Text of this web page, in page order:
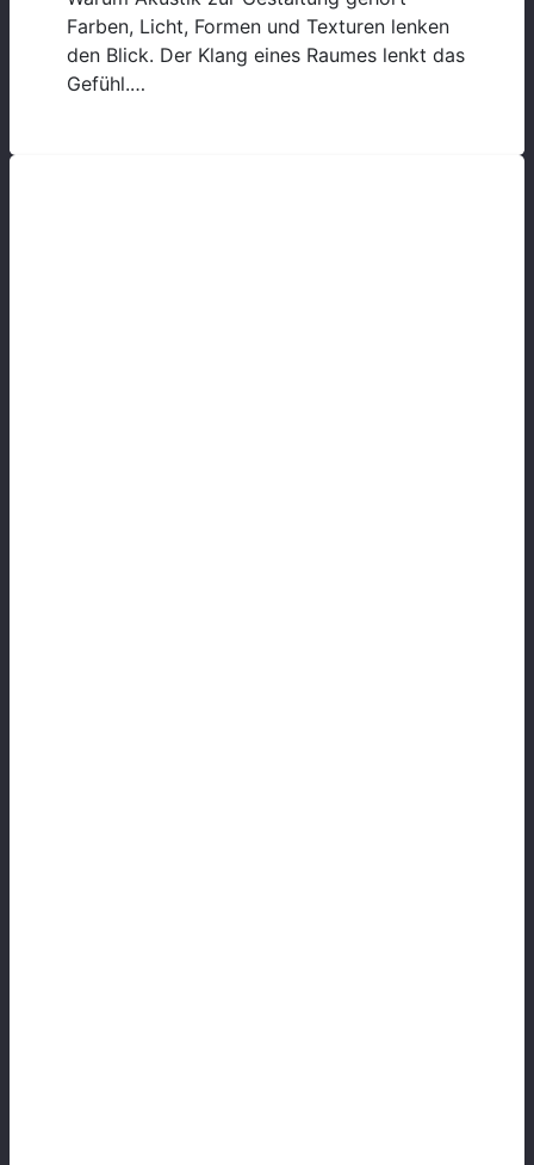
Farben, Licht, Formen und Texturen lenken
den Blick. Der Klang eines Raumes lenkt das
Gefühl.…